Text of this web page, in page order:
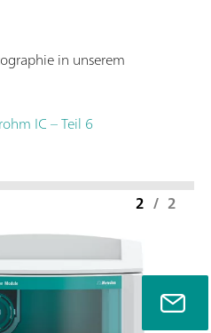
in unserem
IC – Teil 6
2 / 2